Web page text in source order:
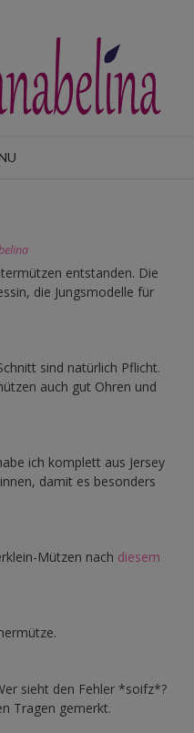
entstanden. Die
die Jungsmodelle für
sind natürlich Pflicht.
auch gut Ohren und
ich komplett aus Jersey
damit es besonders
Mützen nach diesem
sieht den Fehler *soifz*?
Tragen gemerkt.